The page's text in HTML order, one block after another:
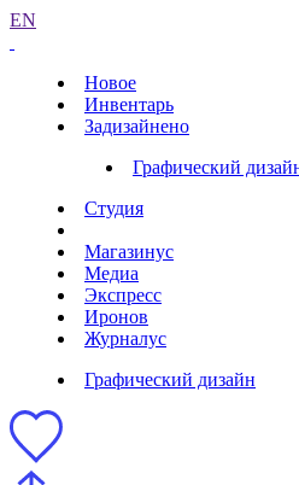
EN
Новое
Инвентарь
Задизайнено
Графический
Студия
Магазинус
Медиа
Экспресс
Иронов
Журналус
Графический дизайн